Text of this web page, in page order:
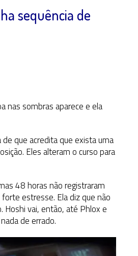
sequência de
nas sombras aparece e ela
que acredita que exista uma
Eles alteram o curso para
48 horas não registraram
estresse. Ela diz que não
Hoshi vai, então, até Phlox e
de errado.